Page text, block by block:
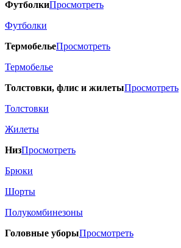
ФутболкиПросмотреть
Футболки
ТермобельеПросмотреть
Термобелье
Толстовки, флис и жилетыПросмотреть
Толстовки
Жилеты
НизПросмотреть
Брюки
Шорты
Полукомбинезоны
Головные уборыПросмотреть